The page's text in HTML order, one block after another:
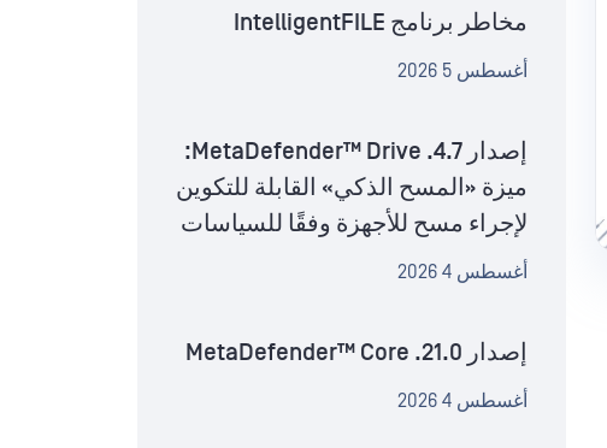
مخاطر برنامج IntelligentFILE
أغسطس 5 2026
إصدار MetaDefender™ Drive .4.7:
ميزة «المسح الذكي» القابلة للتكوين
لإجراء مسح للأجهزة وفقًا للسياسات
أغسطس 4 2026
إصدار MetaDefender™ Core .21.0
أغسطس 4 2026